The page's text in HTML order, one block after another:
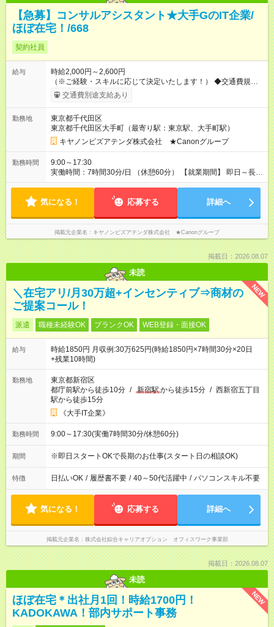
【急募】コンサルアシスタント★大手GのIT企業/
ほぼ在宅！/668
契約社員
給与
時給2,000円～2,600円
（※ご経験・スキルに応じて決定いたします！） ◆交通費規定
内支給（月額10万円まで） ◆残業代は別途支給 【想定月収例】
◎月収31万円（時給2000円、月20日勤務、残業5時間の場合）
合） 【試用期間】試用期間なし
交通費別途支給あり
勤務地
東京都千代田区
東京都千代田区大手町（最寄り駅：東京駅、大手町駅）
キヤノンビズアテンダ株式会社 ★Canonグループ
勤務時間
9:00～17:30
実働時間：7時間30分/日 （休憩60分） 【就業期間】 即日～長
期 ※勤務開始日は相談OK！ 【残業時間】 月に0～5時間程度
気になる！ 応募する 詳細へ
掲載元企業名 キヤノンビズアテンダ株式会社 ★Canonグループ
掲載日：2026.08.07
未読
NEW
＼在宅アリ/月30万超+インセンティブ⇒商材の
ご提案コール！
派遣 職種未経験OK ブランクOK WEB登録・面接OK
給与
時給1850円 月収例:30万625円(時給1850円×7時間30分×20日
+残業10時間)
勤務地
東京都新宿区
都庁前駅から徒歩10分 / 新宿駅から徒歩15分 / 西新宿五丁目
駅から徒歩15分
《大手IT企業》
勤務時間 9:00～17:30(実働7時間30分/休憩60分)
期間 ※即日スタートOKで長期のお仕事(スタート日の相談OK)
特徴 日払いOK / 履歴書不要 / 40～50代活躍中 / パソコンスキル不要
気になる！ 応募する 詳細へ
掲載元企業名 株式会社綜合キャリアオプション オフィスワーク事業部
掲載日：2026.08.07
未読
NEW
ほぼ在宅＊出社月1回！時給1700円！
KADOKAWA！部内サポート事務